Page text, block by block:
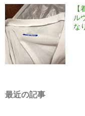
ル
な
最近の記事